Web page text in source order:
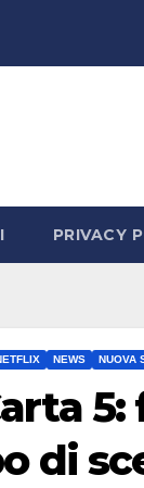
PRIVACY
NEWS NUOVA
di